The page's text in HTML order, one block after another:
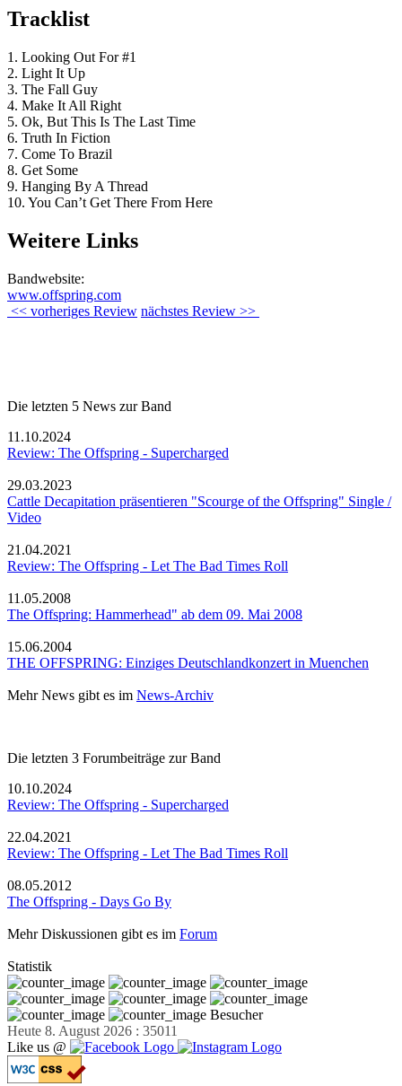
Tracklist
1. Looking Out For #1
2. Light It Up
3. The Fall Guy
4. Make It All Right
5. Ok, But This Is The Last Time
6. Truth In Fiction
7. Come To Brazil
8. Get Some
9. Hanging By A Thread
10. You Can’t Get There From Here
Weitere Links
Bandwebsite:
www.offspring.com
<< vorheriges Review nächstes Review >>
Die letzten 5 News zur Band
11.10.2024
Review: The Offspring - Supercharged
29.03.2023
Cattle Decapitation präsentieren "Scourge of the Offspring" Single /
Video
21.04.2021
Review: The Offspring - Let The Bad Times Roll
11.05.2008
The Offspring: Hammerhead" ab dem 09. Mai 2008
15.06.2004
THE OFFSPRING: Einziges Deutschlandkonzert in Muenchen
Mehr News gibt es im News-Archiv
Die letzten 3 Forumbeiträge zur Band
10.10.2024
Review: The Offspring - Supercharged
22.04.2021
Review: The Offspring - Let The Bad Times Roll
08.05.2012
The Offspring - Days Go By
Mehr Diskussionen gibt es im Forum
Statistik
Besucher
Heute 8. August 2026 : 35011
Like us @